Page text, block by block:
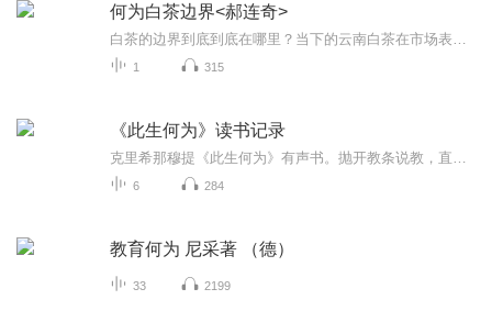
何为白茶边界<郝连奇>
1 315
《此生何为》读书记录
6 284
教育何为 尼采著 （德）
33 2199